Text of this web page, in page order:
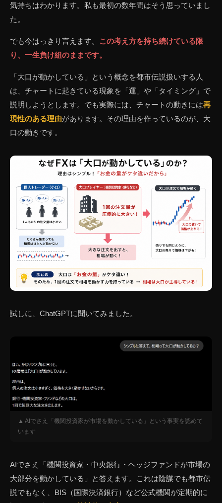
気持ちはわかります。私も最初の数年間はそう思っていまし
た。
でも今はっきり言えます。 この考え方を持ち続けている限
り、一生負け組のままです。
「大口が動かしている」という概念を都市伝説扱いする人
は、チャートに起きている現象を「運」や「タイミング」で
説明しようとします。でも実際には、チャートの動きには再
現性のある理由があります。その理由を作っているのが、大
口の動きです。
試しに、ChatGPTに聞いてみました。
▲ AIでさえ「機関投資家が市場を動かしている」という事実を認めて
います
AIでさえ「機関投資家・中央銀行・ヘッジファンドが市場の
大部分を動かしている」と答えます。これは陰謀でも都市伝
説でもなく、BIS（国際決済銀行）など公式機関が定期的に